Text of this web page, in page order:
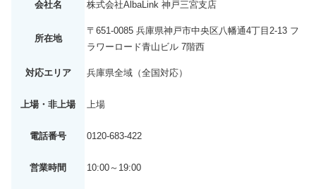
会社名 株式会社AlbaLink 神戸三宮支店
所在地
〒651-0085 兵庫県神戸市中央区八幡通4丁目2-13 フ
ラワーロード青山ビル 7階西
対応エリア 兵庫県全域（全国対応）
上場・非上場 上場
電話番号 0120-683-422
営業時間 10:00～19:00